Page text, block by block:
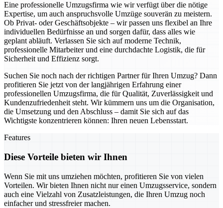
Eine professionelle Umzugsfirma wie wir verfügt über die nötige
Expertise, um auch anspruchsvolle Umzüge souverän zu meistern.
Ob Privat- oder Geschäftsobjekte – wir passen uns flexibel an Ihre
individuellen Bedürfnisse an und sorgen dafür, dass alles wie
geplant abläuft. Verlassen Sie sich auf moderne Technik,
professionelle Mitarbeiter und eine durchdachte Logistik, die für
Sicherheit und Effizienz sorgt.
Suchen Sie noch nach der richtigen Partner für Ihren Umzug? Dann
profitieren Sie jetzt von der langjährigen Erfahrung einer
professionellen Umzugsfirma, die für Qualität, Zuverlässigkeit und
Kundenzufriedenheit steht. Wir kümmern uns um die Organisation,
die Umsetzung und den Abschluss – damit Sie sich auf das
Wichtigste konzentrieren können: Ihren neuen Lebensstart.
Features
Diese Vorteile bieten wir Ihnen
Wenn Sie mit uns umziehen möchten, profitieren Sie von vielen
Vorteilen. Wir bieten Ihnen nicht nur einen Umzugsservice, sondern
auch eine Vielzahl von Zusatzleistungen, die Ihren Umzug noch
einfacher und stressfreier machen.